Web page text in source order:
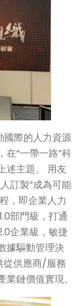
國際的人力資源
在“一帶一路”科
述主題。 用友
訂製”成為可能
，即企業人力
部門級，打通
企業級，敏捷
據驅動管理決
從供應商/服務
鏈價值實現。